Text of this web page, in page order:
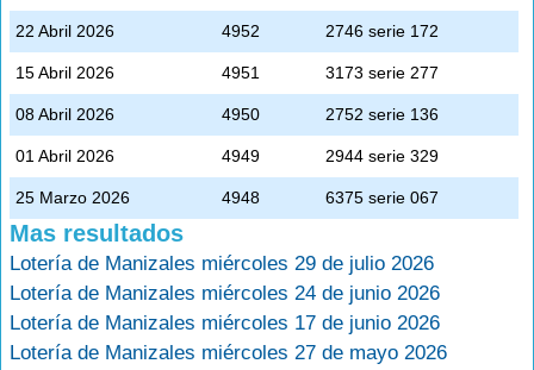
22 Abril 2026 4952 2746 serie 172
15 Abril 2026 4951 3173 serie 277
08 Abril 2026 4950 2752 serie 136
01 Abril 2026 4949 2944 serie 329
25 Marzo 2026 4948 6375 serie 067
Mas resultados
Lotería de Manizales miércoles 29 de julio 2026
Lotería de Manizales miércoles 24 de junio 2026
Lotería de Manizales miércoles 17 de junio 2026
Lotería de Manizales miércoles 27 de mayo 2026